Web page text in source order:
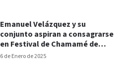
6 de Enero de 2025
Emanuel Velázquez y su
conjunto aspiran a consagrarse
en Festival de Chamamé de
Federal